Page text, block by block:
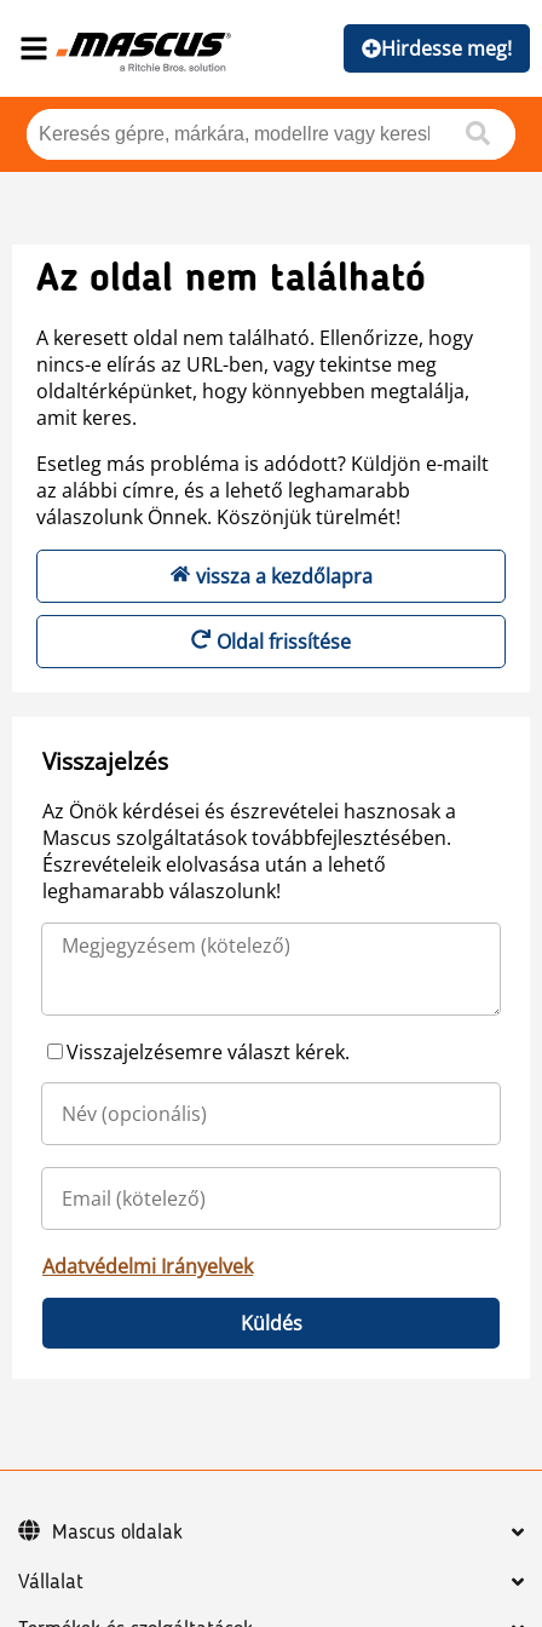
Hirdesse meg!
Az oldal nem található
A keresett oldal nem található. Ellenőrizze, hogy
nincs-e elírás az URL-ben, vagy tekintse meg
oldaltérképünket, hogy könnyebben megtalálja,
amit keres.
Esetleg más probléma is adódott? Küldjön e-mailt
az alábbi címre, és a lehető leghamarabb
válaszolunk Önnek. Köszönjük türelmét!
vissza a kezdőlapra
Oldal frissítése
Visszajelzés
Az Önök kérdései és észrevételei hasznosak a
Mascus szolgáltatások továbbfejlesztésében.
Észrevételeik elolvasása után a lehető
leghamarabb válaszolunk!
Visszajelzésemre választ kérek.
Adatvédelmi Irányelvek
Küldés
Vállalat
Mascus oldalak